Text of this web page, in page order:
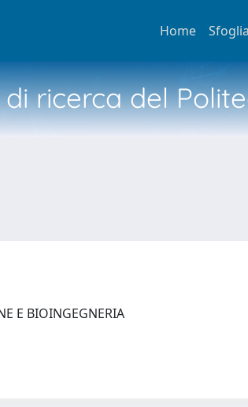
Home Sfoglia
ricerca del
E BIOINGEGNERIA